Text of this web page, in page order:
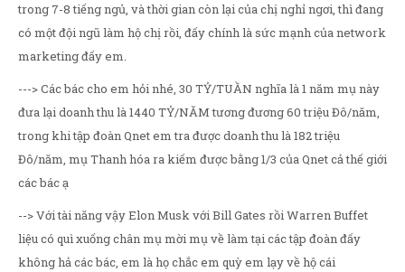
trong 7-8 tiếng ngủ, và thời gian còn lại của chị nghỉ ngơi, thì đang
có một đội ngũ làm hộ chị rồi, đấy chính là sức mạnh của network
marketing đấy em.
---> Các bác cho em hỏi nhé, 30 TỶ/TUẦN nghĩa là 1 năm mụ này
đưa lại doanh thu là 1440 TỶ/NĂM tương đương 60 triệu Đô/năm,
trong khi tập đoàn Qnet em tra được doanh thu là 182 triệu
Đô/năm, mụ Thanh hóa ra kiếm được bằng 1/3 của Qnet cả thế giới
các bác ạ
--> Với tài năng vậy Elon Musk với Bill Gates rồi Warren Buffet
liệu có quì xuống chân mụ mời mụ về làm tại các tập đoàn đấy
không hả các bác, em là họ chắc em quỳ em lạy về hộ cái